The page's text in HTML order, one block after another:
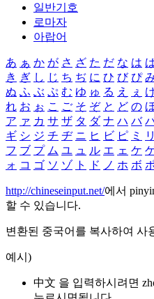
일반기호
로마자
아랍어
あ ぁ か が さ ざ た だ な は
き ぎ し じ ち ぢ に ひ び ぴ
ぬ ふ ぶ ぷ む ゆ ゅ る え ぇ
れ お ぉ こ ご そ ぞ と ど の
ア ァ カ サ ザ タ ダ ナ ハ バ
ギ シ ジ チ ヂ ニ ヒ ビ ピ ミ リ
フ ブ プ ム ユ ュ ル エ ェ ケ
ォ コ ゴ ソ ゾ ト ド ノ ホ ボ
http://chineseinput.net/에서
할 수 있습니다.
변환된 중국어를 복사하여 사
예시)
中文 을 입력하시려면